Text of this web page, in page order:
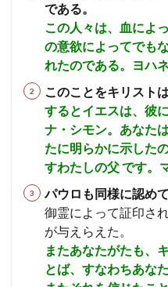
である。
この人々は、血によ
の意欲によってでも
れたのである。ヨハ
このことをキリスト
するとイエスは、彼
ナ・シモン。あなた
たに明らかに示した
すわたしの父 です。
パウロも同様に認めて
御霊によって証印さ
が与えらえた。
またあなたがたも、
とば、すなわちあな
ベレヤ
アマツヤ
高ぶり
サムソン
誘惑
エホアヤズ
アブラハム
ベンジャミン族
弟子
祭司、パリサイ人、律法学
コリント
悪霊
ザカリヤ
サライ
信仰義認
罪の赦し
使徒
エペソ
シュネムの女
ウジヤ